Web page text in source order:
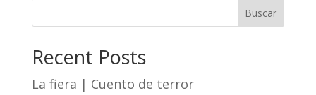
Buscar
Recent Posts
La fiera | Cuento de terror